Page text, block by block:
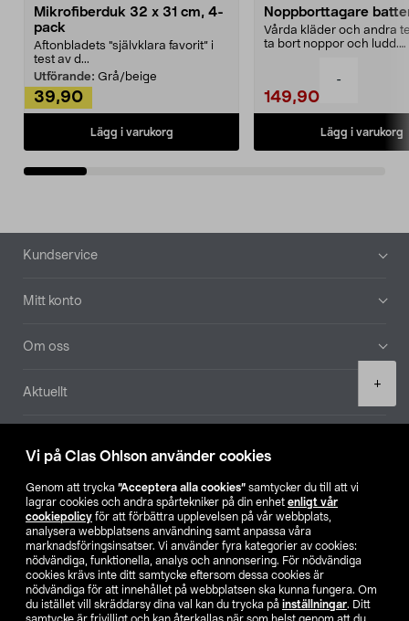
Vi på Clas Ohlson använder cookies
Genom att trycka ”Acceptera alla cookies” samtycker du till att vi
lagrar cookies och andra spårtekniker på din enhet enligt vår
cookiepolicy för att förbättra upplevelsen på vår webbplats,
analysera webbplatsens användning samt anpassa våra
marknadsföringsinsatser. Vi använder fyra kategorier av cookies:
nödvändiga, funktionella, analys och annonsering. För nödvändiga
cookies krävs inte ditt samtycke eftersom dessa cookies är
nödvändiga för att innehållet på webbplatsen ska kunna fungera. Om
du istället vill skräddarsy dina val kan du trycka på inställningar. Ditt
-
+
Mikrofiberduk 32 x 31 cm, 4-
pack
Aftonbladets "självklara favorit” i
test av d...
Utförande: Grå/beige
39,90
Lägg i varukorg
Noppborttagare
Vårda kläder och andra
ta bort noppor och ludd.
149,90
Lägg i varukorg
Sidfot
Kundservice
Mitt konto
Om oss
Aktuellt
Hitta butik
SE NO FI